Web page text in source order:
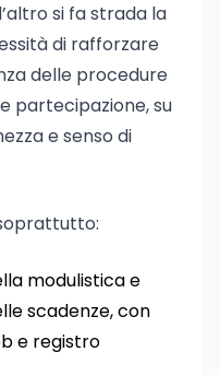
si fa strada la
di rafforzare
delle procedure
partecipazione, su
e senso di
modulistica e
scadenze, con
e registro